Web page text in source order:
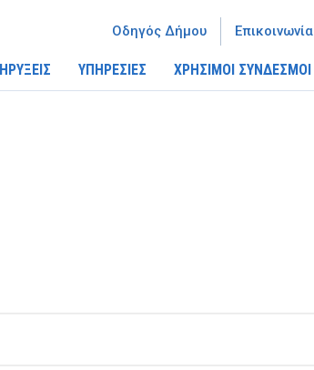
ΥΠΗΡΕΣΙΕΣ ΧΡΗΣΙΜΟΙ ΣΥΝΔΕΣΜΟΙ
Οδηγός Δήμου Επικοινωνία